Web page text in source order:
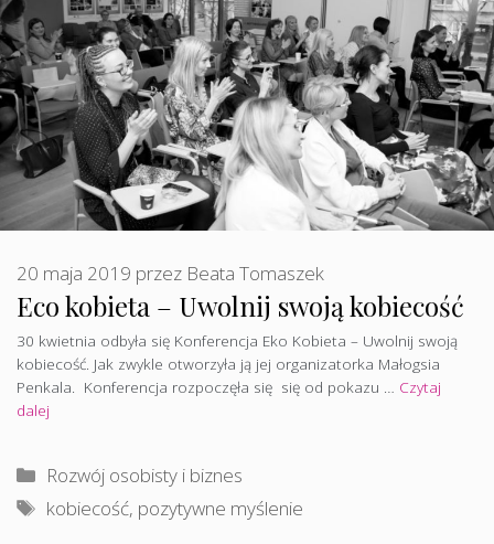
Eco kobieta – Uwolnij swoją kobiecość
20 maja 2019 przez Beata Tomaszek
30 kwietnia odbyła się Konferencja Eko Kobieta – Uwolnij swoją
kobiecość. Jak zwykle otworzyła ją jej organizatorka Małogsia
Penkala. Konferencja rozpoczęła się się od pokazu … Czytaj
dalej
Kategorie
Rozwój osobisty i biznes
Tagi
kobiecość, pozytywne myślenie